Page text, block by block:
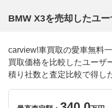
BMW X3を売却したユー
carview!車買取の愛車無料
買取価格を比較したユーザ
積り社数と査定比較で得し